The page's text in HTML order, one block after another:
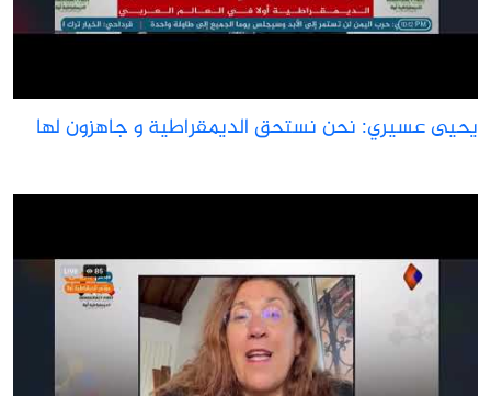
عسيري: نحن نستحق الديمقراطية و جاهزون لها